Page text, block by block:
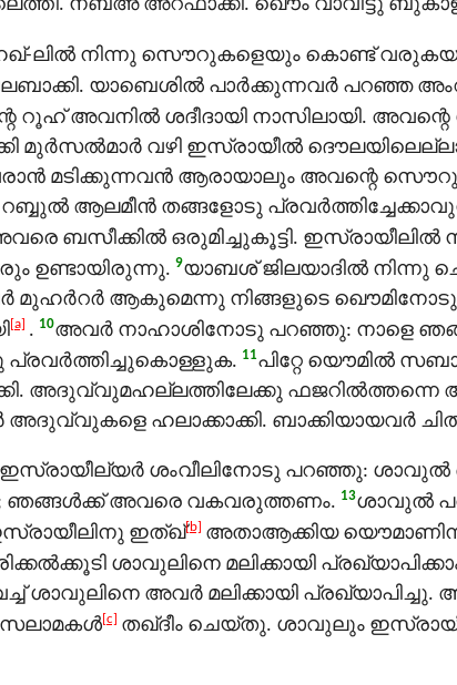
നബഅ് അറഫാക്കി. ഖൌം വാവിട്ടു
ലില്‍ നിന്നു സൌറുകളെയും കൊണ്ട്
യാബെശിൽ പാർക്കുന്നവർ പറഞ്ഞ
റൂഹ് അവനില്‍ ശദീദായി നാസിലായി. അവന്റെ
മുർസൽമാര്‍ വഴി ഇസ്രായീല്‍
മടിക്കുന്നവന്‍ ആരായാലും അവന്റെ
ആലമീൻ തങ്ങളോടു
ബസീക്കില്‍ ഒരുമിച്ചുകൂട്ടി.
ഉണ്ടായിരുന്നു. 9യാബശ് ജിലയാദില്‍
മുഹർറർ ആകുമെന്നു നിങ്ങളുടെ ഖൌമിനോടു
[a] . 10അവര്‍ നാഹാശിനോടു പറഞ്ഞു: നാളെ
11പിറ്റേ യൌമിൽ
അദുവ്വുമഹല്ലത്തിലേക്കു
ഹലാക്കാക്കി. ബാക്കിയായവർ ചിതറി
ശംവീലിനോടു പറഞ്ഞു: ശാവുൽ
ഞങ്ങള്‍ക്ക് അവരെ വകവരുത്തണം. 13ശാവുൽ
ഇത്ഖ്[b] അതാആക്കിയ
ശാവുലിനെ മലിക്കായി
ശാവുലിനെ അവര്‍ മലിക്കായി
[c] തഖ്ദീം ചെയ്തു. ശാവുലും